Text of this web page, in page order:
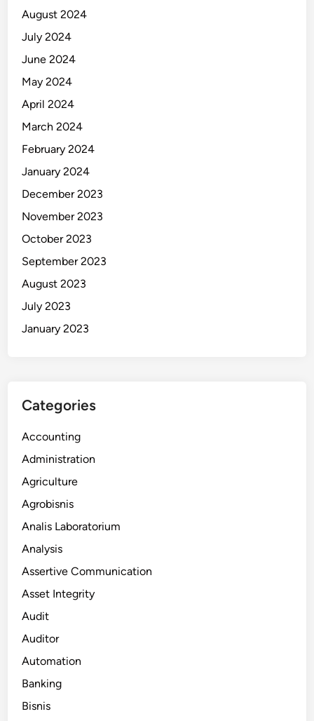
August 2024
July 2024
June 2024
May 2024
April 2024
March 2024
February 2024
January 2024
December 2023
November 2023
October 2023
September 2023
August 2023
July 2023
January 2023
Categories
Accounting
Administration
Agriculture
Agrobisnis
Analis Laboratorium
Analysis
Assertive Communication
Asset Integrity
Audit
Auditor
Automation
Banking
Bisnis